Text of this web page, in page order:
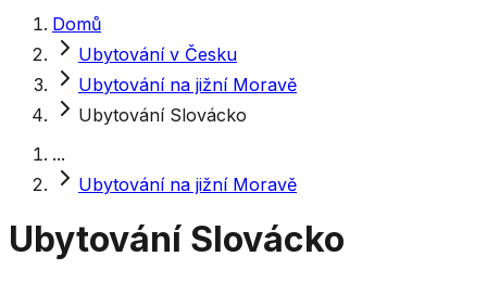
Domů
Ubytování v Česku
Ubytování na jižní Moravě
Ubytování Slovácko
...
Ubytování na jižní Moravě
Ubytování Slovácko